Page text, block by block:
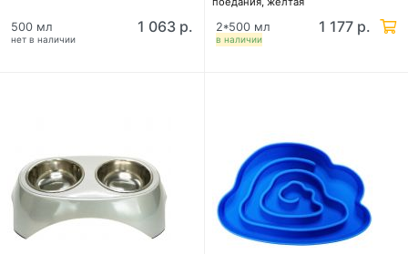
нет в наличии
500 мл 1 063 р.
в наличии
2*500 мл 1 177 р.